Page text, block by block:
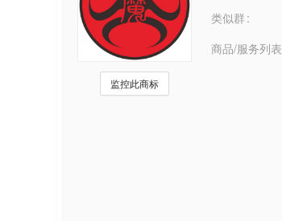
监控此商标
类似群
商品/服务列表